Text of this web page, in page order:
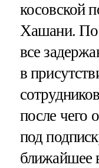
косовской
Хашани. По
все
в
после чего
под
ближайшее